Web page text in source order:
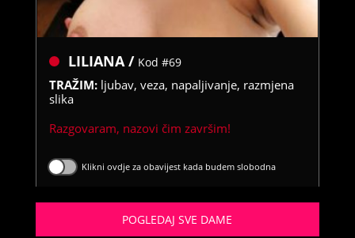
LILIANA / Kod #69
TRAŽIM: ljubav, veza, napaljivanje, razmjena
slika
Razgovaram, nazovi čim završim!
POGLEDAJ SVE DAME